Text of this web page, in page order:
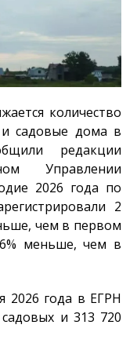
количество
садовые дома в
редакции
Управлении
2026 года по
2
чем в первом
меньше, чем в
2026 года в ЕГРН
и 313 720